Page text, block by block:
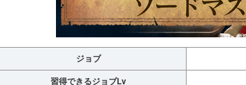
ジョブ
習得できるジョブLv